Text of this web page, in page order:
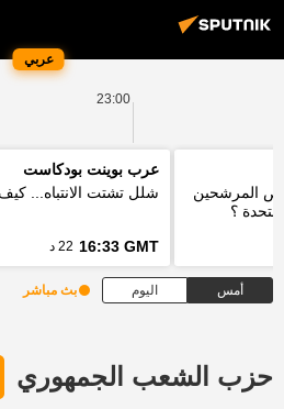
عربي
23:00
المرشحين
؟
عرب بوينت بودكاست
شلل تشتت الانتباه...
16:33 GMT 22 د
أمس اليوم بث مباشر
حزب الشعب الجمهوري